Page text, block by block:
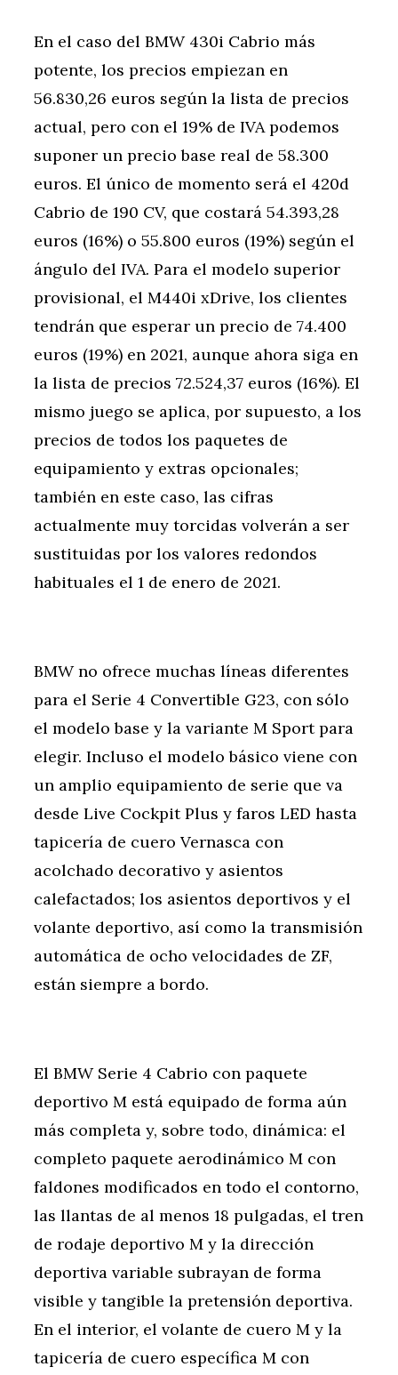
En el caso del BMW 430i Cabrio más
potente, los precios empiezan en
56.830,26 euros según la lista de precios
actual, pero con el 19% de IVA podemos
suponer un precio base real de 58.300
euros. El único de momento será el 420d
Cabrio de 190 CV, que costará 54.393,28
euros (16%) o 55.800 euros (19%) según el
ángulo del IVA. Para el modelo superior
provisional, el M440i xDrive, los clientes
tendrán que esperar un precio de 74.400
euros (19%) en 2021, aunque ahora siga en
la lista de precios 72.524,37 euros (16%). El
mismo juego se aplica, por supuesto, a los
precios de todos los paquetes de
equipamiento y extras opcionales;
también en este caso, las cifras
actualmente muy torcidas volverán a ser
sustituidas por los valores redondos
habituales el 1 de enero de 2021.
BMW no ofrece muchas líneas diferentes
para el Serie 4 Convertible G23, con sólo
el modelo base y la variante M Sport para
elegir. Incluso el modelo básico viene con
un amplio equipamiento de serie que va
desde Live Cockpit Plus y faros LED hasta
tapicería de cuero Vernasca con
acolchado decorativo y asientos
calefactados; los asientos deportivos y el
volante deportivo, así como la transmisión
automática de ocho velocidades de ZF,
están siempre a bordo.
El BMW Serie 4 Cabrio con paquete
deportivo M está equipado de forma aún
más completa y, sobre todo, dinámica: el
completo paquete aerodinámico M con
faldones modificados en todo el contorno,
las llantas de al menos 18 pulgadas, el tren
de rodaje deportivo M y la dirección
deportiva variable subrayan de forma
visible y tangible la pretensión deportiva.
En el interior, el volante de cuero M y la
tapicería de cuero específica M con